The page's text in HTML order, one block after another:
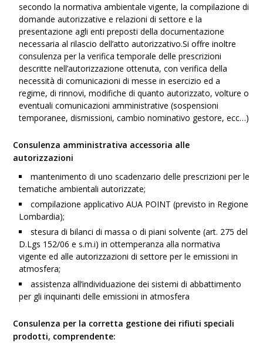
secondo la normativa ambientale vigente, la compilazione di
domande autorizzative e relazioni di settore e la
presentazione agli enti preposti della documentazione
necessaria al rilascio dell’atto autorizzativo.Si offre inoltre
consulenza per la verifica temporale delle prescrizioni
descritte nell’autorizzazione ottenuta, con verifica della
necessità di comunicazioni di messe in esercizio ed a
regime, di rinnovi, modifiche di quanto autorizzato, volture o
eventuali comunicazioni amministrative (sospensioni
temporanee, dismissioni, cambio nominativo gestore, ecc…)
Consulenza amministrativa accessoria alle
autorizzazioni
mantenimento di uno scadenzario delle prescrizioni per le
tematiche ambientali autorizzate;
compilazione applicativo AUA POINT (previsto in Regione
Lombardia);
stesura di bilanci di massa o di piani solvente (art. 275 del
D.Lgs 152/06 e s.m.i) in ottemperanza alla normativa
vigente ed alle autorizzazioni di settore per le emissioni in
atmosfera;
assistenza all’individuazione dei sistemi di abbattimento
per gli inquinanti delle emissioni in atmosfera
Consulenza per la corretta gestione dei rifiuti speciali
prodotti, comprendente: